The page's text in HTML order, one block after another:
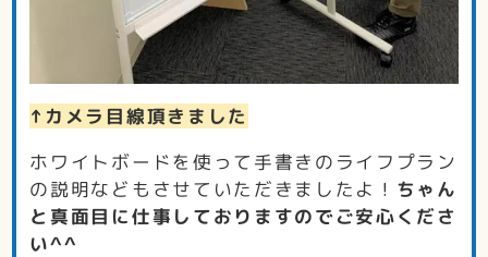
↑カメラ目線頂きました
ホワイトボードを使って手書きのライフプラン
の説明などもさせていただきましたよ！ ちゃん
と真面目に仕事しておりますのでご安心くださ
い^^